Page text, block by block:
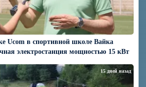
Ucom в спортивной школе Вайка
электростанция мощностью 15 кВт
15 дней назад